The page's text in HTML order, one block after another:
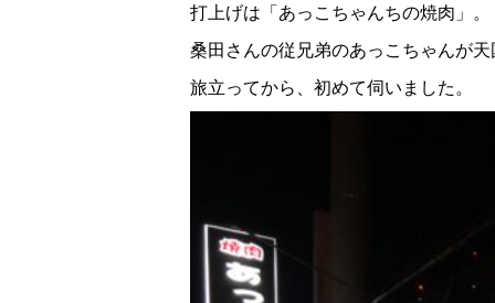
打上げは「あっこちゃんちの焼肉」。
桑田さんの従兄弟のあっこちゃんが天
旅立ってから、初めて伺いました。